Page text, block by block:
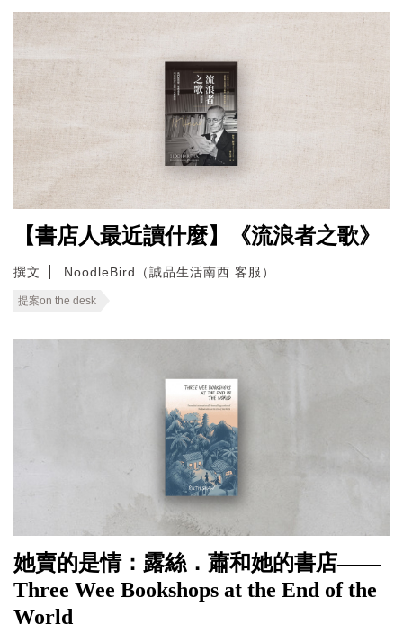
【書店人最近讀什麼】《流浪者之歌》
撰文 NoodleBird（誠品生活南西 客服）
提案on the desk
她賣的是情：露絲．蕭和她的書店——
Three Wee Bookshops at the End of the
World